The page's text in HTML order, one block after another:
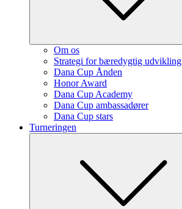
Om os
Strategi for bæredygtig udvikling
Dana Cup Ånden
Honor Award
Dana Cup Academy
Dana Cup ambassadører
Dana Cup stars
Turneringen